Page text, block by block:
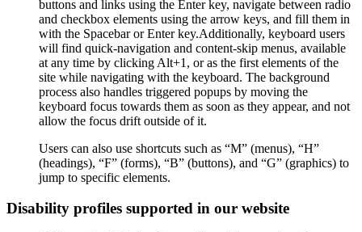
buttons and links using the Enter key, navigate between radio
and checkbox elements using the arrow keys, and fill them in
with the Spacebar or Enter key.Additionally, keyboard users
will find quick-navigation and content-skip menus, available
at any time by clicking Alt+1, or as the first elements of the
site while navigating with the keyboard. The background
process also handles triggered popups by moving the
keyboard focus towards them as soon as they appear, and not
allow the focus drift outside of it.
Users can also use shortcuts such as “M” (menus), “H”
(headings), “F” (forms), “B” (buttons), and “G” (graphics) to
jump to specific elements.
Disability profiles supported in our website